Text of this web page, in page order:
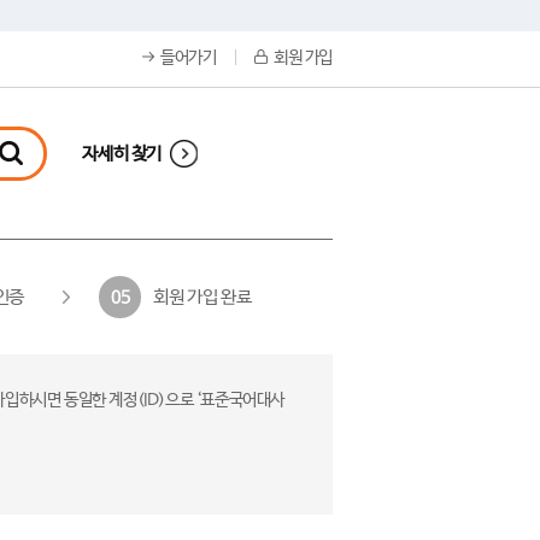
들어가기 회원 가입
자세히 찾기
증 05 회원 가입 완료
하시면 동일한 계정(ID)으로 ‘표준국어대사